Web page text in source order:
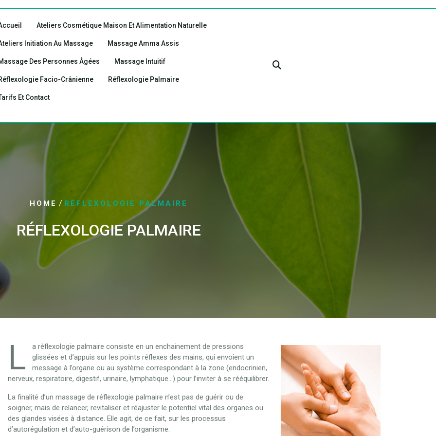
Ateliers Cosmétique Maison Et Alimentation Naturelle
Initiation Au Massage Massage Amma Assis
Des Personnes Âgées Massage Intuitif
Facio-Crânienne Réflexologie Palmaire
Et Contact
HOME / RÉFLEXOLOGIE PALMAIRE
RÉFLEXOLOGIE PALMAIRE
L
a réflexologie palmaire consiste en un enchainement de pressions
glissées et d’appuis sur les points réflexes des mains, qui envoient un
message à l’organe ou au système correspondant à la zone (endocrinien,
nerveux, respiratoire, digestif, urinaire, lymphatique…) pour l’inviter à se rééquilibrer.
La finalité d’un massage de réflexologie palmaire n’est pas de guérir ou de
soigner, mais de relancer, revitaliser et réajuster le potentiel vital des organes ou
des glandes visées à distance. Elle agit, de ce fait, sur les processus
d’autorégulation et d’auto-guérison de l’organisme.